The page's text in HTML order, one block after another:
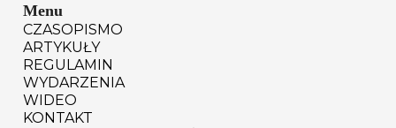
Menu
CZASOPISMO
ARTYKUŁY
REGULAMIN
WYDARZENIA
WIDEO
KONTAKT